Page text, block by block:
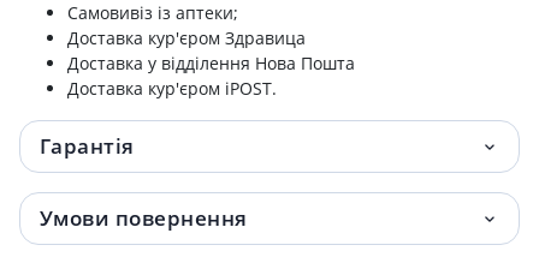
Самовивіз із аптеки;
Доставка кур'єром Здравица
Доставка у відділення Нова Пошта
Доставка кур'єром iPOST.
Гарантія
Умови повернення